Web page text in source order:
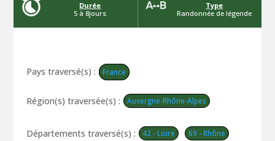
Durée
5 à 8jours
Type
Randonnée de légende
Pays traversé(s) : France
Région(s) traversée(s) : Auvergne-Rhône-Alpes
Départements traversé(s) : 42 - Loire 69 - Rhône